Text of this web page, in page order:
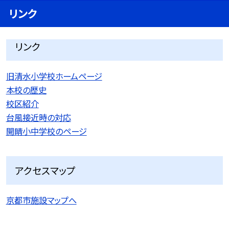
リンク
リンク
旧清水小学校ホームページ
本校の歴史
校区紹介
台風接近時の対応
開睛小中学校のページ
アクセスマップ
京都市施設マップへ